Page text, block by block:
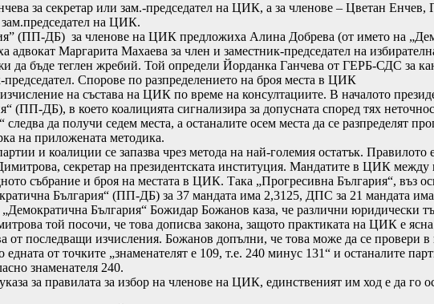
за секретар или зам.-председател на ЦИК, а за членове – Цветан Енчев,
на ЦИК.
(ПП-ДБ) за членове на ЦИК предложиха Алина Добрева (от името на
Маргарита Махаева за член и заместник-председател на
бъде теглен жребий. Той определи Йорданка Ганчева от ГЕРБ-СДС за
Спорове по разпределението на броя места в ЦИК
на състава на ЦИК по време на консултациите. В началото
(ПП-ДБ), в което коалицията сигнализира за допусната според тях
да получи седем места, а останалите осем места да се разпределят
на приложената методика.
и коалиции се запазва чрез метода на най-големия остатък.
секретар на президентската институция. Мандатите в ЦИК
събрание и броя на местата в ЦИК. Така „Прогресивна България“, въз
България“ (ПП-ДБ) за 37 мандата има 2,3125, ДПС за 21 мандата има
България“ Божидар Божанов каза, че различни юридически
той посочи, че това дописва закона, защото практиката на ЦИК е
от последващи изчисления. Божанов допълни, че това може да се провери
от точките „знаменателят е 109, т.е. 240 минус 131“ и останалите
знаменателя 240.
за правилата за избор на членове на ЦИК, единственият им ход е да го